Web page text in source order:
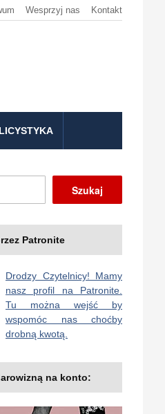
Wesprzyj nas Kontakt
Szukaj
Patronite
Drodzy Czytelnicy! Mamy
nasz profil na Patronite.
Tu można wejść by
wspomóc nas choćby
drobną kwotą.
na konto: